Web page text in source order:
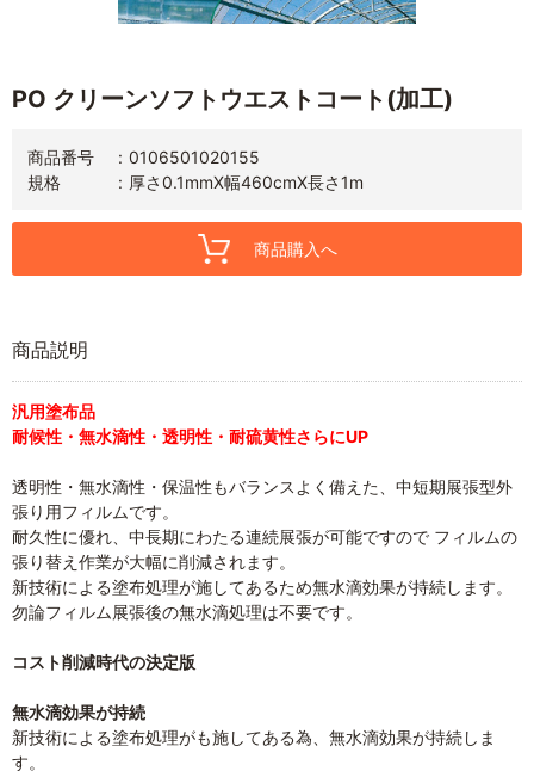
PO クリーンソフトウエストコート(加工)
商品番号
0106501020155
規格
厚さ0.1mmX幅460cmX長さ1m
商品購入へ
商品説明
汎用塗布品
耐候性・無水滴性・透明性・耐硫黄性さらにUP
透明性・無水滴性・保温性もバランスよく備えた、中短期展張型外
張り用フィルムです。
耐久性に優れ、中長期にわたる連続展張が可能ですので フィルムの
張り替え作業が大幅に削減されます。
新技術による塗布処理が施してあるため無水滴効果が持続します。
勿論フィルム展張後の無水滴処理は不要です。
コスト削減時代の決定版
無水滴効果が持続
新技術による塗布処理がも施してある為、無水滴効果が持続しま
す。